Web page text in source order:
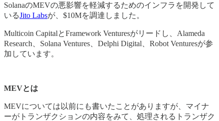
SolanaのMEVの悪影響を軽減するためのインフラを開発して
いるJito Labsが、$10Mを調達しました。
Multicoin CapitalとFramework Venturesがリードし、Alameda
Research、Solana Ventures、Delphi Digital、Robot Venturesが参
加しています。
MEVとは
MEVについては以前にも書いたことがありますが、マイナ
ーがトランザクションの内容をみて、処理されるトランザク